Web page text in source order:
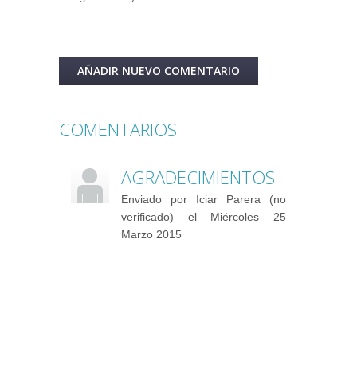
AÑADIR NUEVO COMENTARIO
COMENTARIOS
AGRADECIMIENTOS
Enviado por Iciar Parera (no
verificado) el Miércoles 25
Marzo 2015